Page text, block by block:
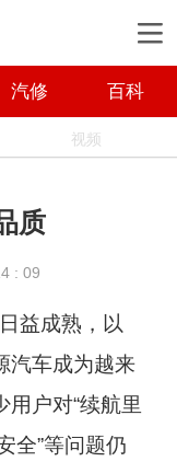
汽修 百科
视频
质
: 09
益成熟，以
汽车成为越来
户对“续航里
全”等问题仍